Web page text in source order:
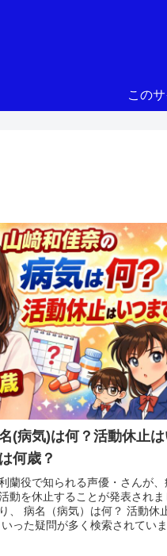
この
(病気)は何？活動休止
何歳？
蘭役で知られる声優・さんが
動を休止することが発表されま
、 病名（病気）は何？ 活動休
った疑問が多く検索されてい